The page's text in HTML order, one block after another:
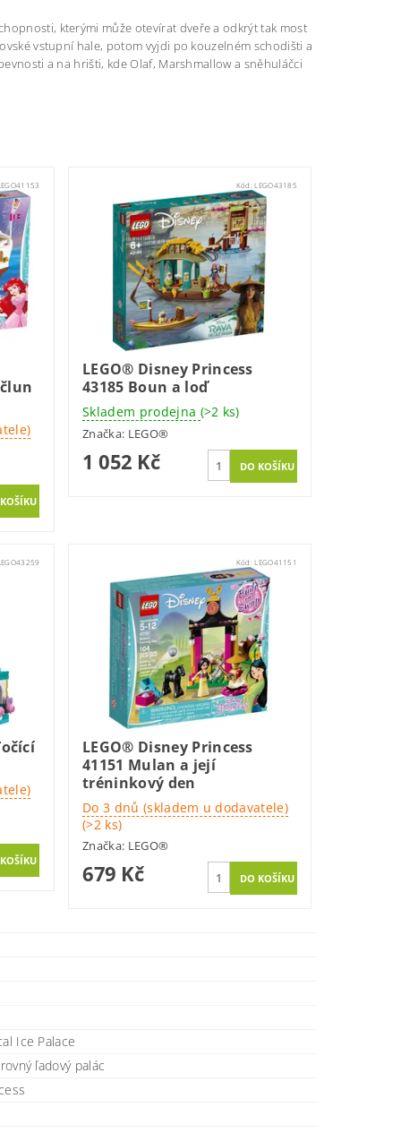
kterými může otevírat dveře a odkrýt tak most
vstupní hale, potom vyjdi po kouzelném schodišti a
a na hrišti, kde Olaf, Marshmallow a sněhuláčci
Kód:LEGO43185
LEGO® Disney Princess
43185 Boun a loď
Skladem prodejna (>2 ks)
Značka: LEGO®
1 052 Kč
Kód:LEGO41151
LEGO® Disney Princess
41151 Mulan a její
tréninkový den
Do 3 dnů (skladem u dodavatele)
(>2 ks)
Značka: LEGO®
679 Kč
Ice Palace
ľadový palác